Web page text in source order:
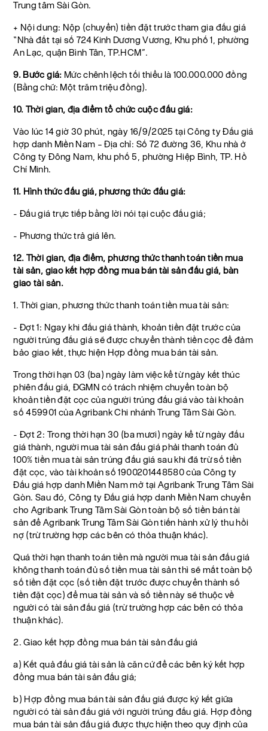
Trung tâm Sài Gòn.
+ Nội dung: Nộp (chuyển) tiền đặt trước tham gia đấu giá
“Nhà đất tại số 724 Kinh Dương Vương, Khu phố 1, phường
An Lạc, quận Bình Tân, TP.HCM”.
9. Bước giá: Mức chênh lệch tối thiểu là 100.000.000 đồng
(Bằng chữ: Một trăm triệu đồng).
10. Thời gian, địa điểm tổ chức cuộc đấu giá:
Vào lúc 14 giờ 30 phút, ngày 16/9/2025 tại Công ty Đấu giá
hợp danh Miền Nam – Địa chỉ: Số 72 đường 36, Khu nhà ở
Công ty Đông Nam, khu phố 5, phường Hiệp Bình, TP. Hồ
Chí Minh.
11. Hình thức đấu giá, phương thức đấu giá:
- Đấu giá trực tiếp bằng lời nói tại cuộc đấu giá;
- Phương thức trả giá lên.
12. Thời gian, địa điểm, phương thức thanh toán tiền mua
tài sản, giao kết hợp đồng mua bán tài sản đấu giá, bàn
giao tài sản.
1. Thời gian, phương thức thanh toán tiền mua tài sản:
- Đợt 1: Ngay khi đấu giá thành, khoản tiền đặt trước của
người trúng đấu giá sẽ được chuyển thành tiền cọc để đảm
bảo giao kết, thực hiện Hợp đồng mua bán tài sản.
Trong thời hạn 03 (ba) ngày làm việc kể từ ngày kết thúc
phiên đấu giá, ĐGMN có trách nhiệm chuyển toàn bộ
khoản tiền đặt cọc của người trúng đấu giá vào tài khoản
số 459901 của Agribank Chi nhánh Trung Tâm Sài Gòn.
- Đợt 2: Trong thời hạn 30 (ba mươi) ngày kể từ ngày đấu
giá thành, người mua tài sản đấu giá phải thanh toán đủ
100% tiền mua tài sản trúng đấu giá sau khi đã trừ số tiền
đặt cọc, vào tài khoản số 1900201448580 của Công ty
Đấu giá hợp danh Miền Nam mở tại Agribank Trung Tâm Sài
Gòn. Sau đó, Công ty Đấu giá hợp danh Miền Nam chuyển
cho Agribank Trung Tâm Sài Gòn toàn bộ số tiền bán tài
sản để Agribank Trung Tâm Sài Gòn tiến hành xử lý thu hồi
nợ (trừ trường hợp các bên có thỏa thuận khác).
Quá thời hạn thanh toán tiền mà người mua tài sản đấu giá
không thanh toán đủ số tiền mua tài sản thì sẽ mất toàn bộ
số tiền đặt cọc (số tiền đặt trước được chuyển thành số
tiền đặt cọc) để mua tài sản và số tiền này sẽ thuộc về
người có tài sản đấu giá (trừ trường hợp các bên có thỏa
thuận khác).
2. Giao kết hợp đồng mua bán tài sản đấu giá
a) Kết quả đấu giá tài sản là căn cứ để các bên ký kết hợp
đồng mua bán tài sản đấu giá;
b) Hợp đồng mua bán tài sản đấu giá được ký kết giữa
người có tài sản đấu giá với người trúng đấu giá. Hợp đồng
mua bán tài sản đấu giá được thực hiện theo quy định của